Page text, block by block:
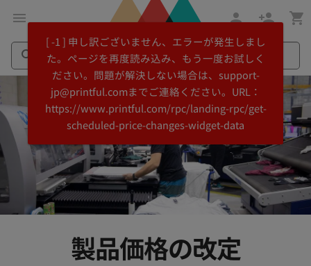
メ
ツ
に
飛
ぶ
Printful
ー
に
ス
キ
ッ
Search
Search
製品価格の改定
[ -1 ] 申し訳ございません、エラーが発生しまし
た。ページを再度読み込み、もう一度お試しく
ださい。問題が解決しない場合は、support-
jp@printful.comまでご連絡ください。URL：
https://www.printful.com/rpc/landing-rpc/get-
scheduled-price-changes-widget-data